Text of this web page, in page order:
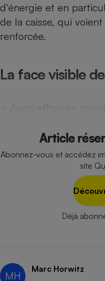
d'énergie et en
de la caisse, qui
renforcée.
La face visible
> Aussi efficaces
Article
Abonnez-vous et accédez
site
Déjà
MH
Marc Horwitz